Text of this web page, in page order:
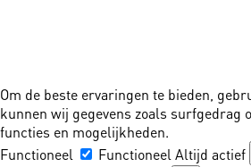
Om de beste ervaringen te bieden,
kunnen wij gegevens zoals surfgedrag
functies en mogelijkheden.
Functioneel
Functioneel Altijd actief